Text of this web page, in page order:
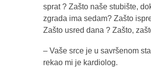
sprat ? Zašto naše stubište,
zgrada ima sedam? Zašto
Zašto usred dana ? Zašto,
– Vaše srce je u savršenom
rekao mi je kardiolog.